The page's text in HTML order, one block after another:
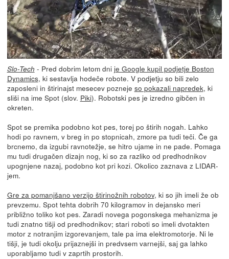
Slo-Tech - Pred dobrim letom dni je Google kupil podjetje Boston
Dynamics, ki sestavlja hodeče robote. V podjetju so bili zelo
zaposleni in štirinajst mesecev pozneje so pokazali napredek, ki
sliši na ime Spot (slov. Piki). Robotski pes je izredno gibčen in
okreten.
Spot se premika podobno kot pes, torej po štirih nogah. Lahko
hodi po ravnem, v breg in po stopnicah, zmore pa tudi teči. Če ga
brcnemo, da izgubi ravnotežje, se hitro ujame in ne pade. Pomaga
mu tudi drugačen dizajn nog, ki so za razliko od predhodnikov
upognjene nazaj, podobno kot pri kozi. Okolico zaznava z LIDAR-
jem.
Gre za pomanjšano verzijo štirinožnih robotov, ki so jih imeli že ob
prevzemu. Spot tehta dobrih 70 kilogramov in dejansko meri
približno toliko kot pes. Zaradi novega pogonskega mehanizma je
tudi znatno tišji od predhodnikov; stari roboti so imeli dvotakten
motor z notranjim izgorevanjem, tale pa ima elektromotorje. Ni le
tišji, je tudi okolju prijaznejši in predvsem varnejši, saj ga lahko
uporabljamo tudi v zaprtih prostorih.